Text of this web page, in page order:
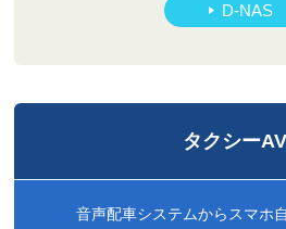
D-NAS
タクシー
音声配車システムからスマホ